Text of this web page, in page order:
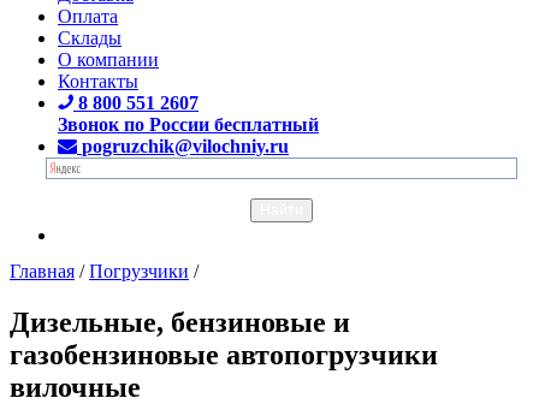
Оплата
Склады
О компании
Контакты
8 800 551 2607
Звонок по России бесплатный
pogruzchik@vilochniy.ru
Главная /Погрузчики /
Дизельные, бензиновые и
газобензиновые автопогрузчики
вилочные